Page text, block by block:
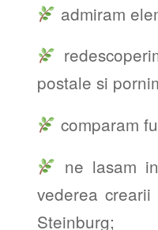
admiram
postale si
comparam
ne lasam
vederea
Steinburg;